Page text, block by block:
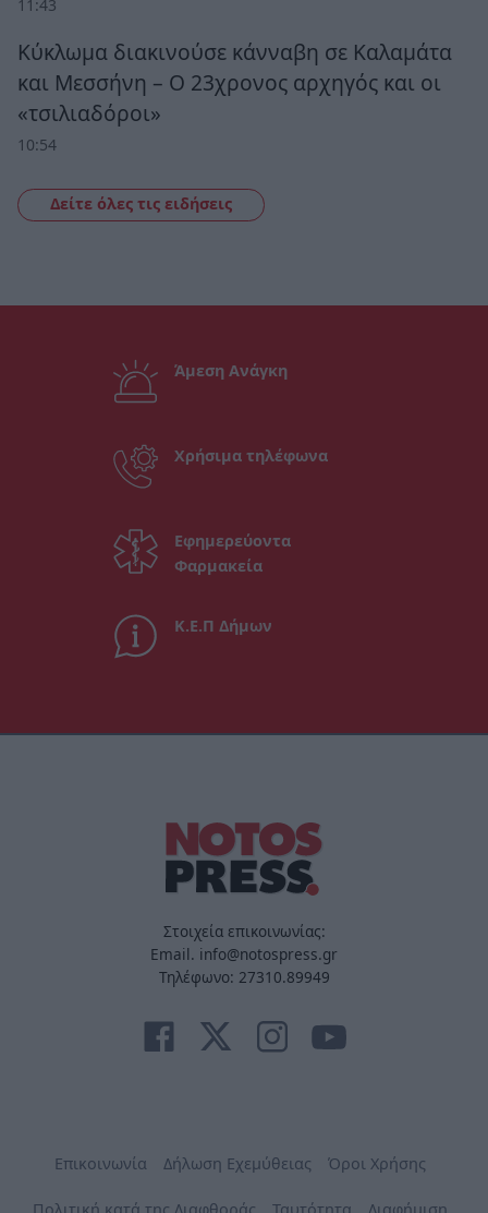
11:43
Κύκλωμα διακινούσε κάνναβη σε Καλαμάτα
και Μεσσήνη – Ο 23χρονος αρχηγός και οι
«τσιλιαδόροι»
10:54
Δείτε όλες τις ειδήσεις
Άμεση Ανάγκη
Χρήσιμα τηλέφωνα
Εφημερεύοντα
Φαρμακεία
Κ.Ε.Π Δήμων
Στοιχεία επικοινωνίας:
Email. info@notospress.gr
Τηλέφωνο: 27310.89949
Επικοινωνία Δήλωση Εχεμύθειας Όροι Χρήσης